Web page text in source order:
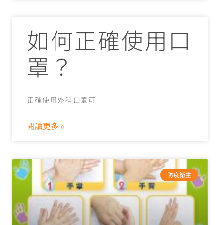
如何正確使用口
罩？
正確使用外科口罩可
閱讀更多 »
防疫衛生